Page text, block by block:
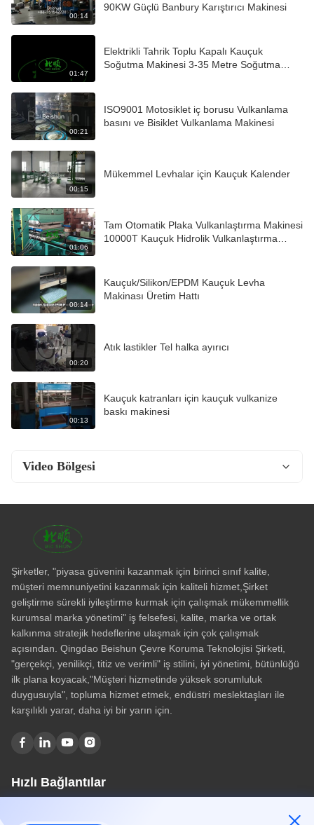
00:14
90KW Güçlü Banbury Karıştırıcı Makinesi
01:47
Elektrikli Tahrik Toplu Kapalı Kauçuk
Soğutma Makinesi 3-35 Metre Soğutma
00:21
ISO9001 Motosiklet iç borusu Vulkanlama
basını ve Bisiklet Vulkanlama Makinesi
00:15
Mükemmel Levhalar için Kauçuk Kalender
01:06
Tam Otomatik Plaka Vulkanlaştırma Makinesi
10000T Kauçuk Hidrolik Vulkanlaştırma
00:14
Kauçuk/Silikon/EPDM Kauçuk Levha
Makinası Üretim Hattı
00:20
Atık lastikler Tel halka ayırıcı
00:13
Kauçuk katranları için kauçuk vulkanize
baskı makinesi
Video Bölgesi
Video Ana Sayfa
Tüm videolar
Rubber Vulcanizing Press Machine
Batch Off Rubber Cooling Machine
Rubber Mixing Mill Machine
Fabrika denetimi
Kauçuk yoğurma makinesi
Kauçuk Ekstruder
Motosiklet lastiği sertleştirme presleri
fabrika videosu
Şirketler, "piyasa güvenini kazanmak için birinci sınıf kalite,
müşteri memnuniyetini kazanmak için kaliteli hizmet,Şirket
geliştirme sürekli iyileştirme kurmak için çalışmak mükemmellik
kurumsal marka yönetimi" iş felsefesi, kalite, marka ve ortak
kalkınma stratejik hedeflerine ulaşmak için çok çalışmak
açısından. Qingdao Beishun Çevre Koruma Teknolojisi Şirketi,
"gerçekçi, yenilikçi, titiz ve verimli" iş stilini, iyi yönetimi, bütünlüğü
ilk plana koyacak,"Müşteri hizmetinde yüksek sorumluluk
duygusuyla", topluma hizmet etmek, endüstri meslektaşları ile
karşılıklı yarar, daha iyi bir yarın için.
Hızlı Bağlantılar